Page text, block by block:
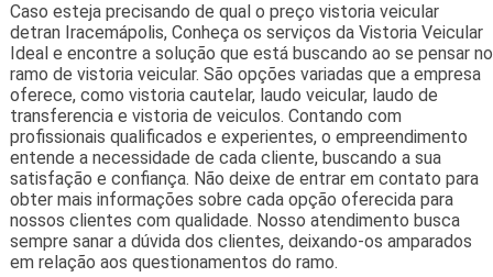
Caso esteja precisando de qual o preço vistoria veicular
detran Iracemápolis, Conheça os serviços da Vistoria Veicular
Ideal e encontre a solução que está buscando ao se pensar no
ramo de vistoria veicular. São opções variadas que a empresa
oferece, como vistoria cautelar, laudo veicular, laudo de
transferencia e vistoria de veiculos. Contando com
profissionais qualificados e experientes, o empreendimento
entende a necessidade de cada cliente, buscando a sua
satisfação e confiança. Não deixe de entrar em contato para
obter mais informações sobre cada opção oferecida para
nossos clientes com qualidade. Nosso atendimento busca
sempre sanar a dúvida dos clientes, deixando-os amparados
em relação aos questionamentos do ramo.